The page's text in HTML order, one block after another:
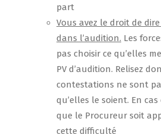
part
Vous avez le droit de
dans l’audition. Les
pas choisir ce qu’elles
PV d’audition. Relisez
contestations ne sont
qu’elles le soient. En
que le Procureur soit
cette difficulté